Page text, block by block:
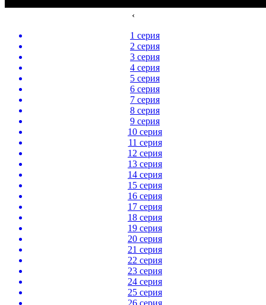
‹
1 серия
2 серия
3 серия
4 серия
5 серия
6 серия
7 серия
8 серия
9 серия
10 серия
11 серия
12 серия
13 серия
14 серия
15 серия
16 серия
17 серия
18 серия
19 серия
20 серия
21 серия
22 серия
23 серия
24 серия
25 серия
26 серия